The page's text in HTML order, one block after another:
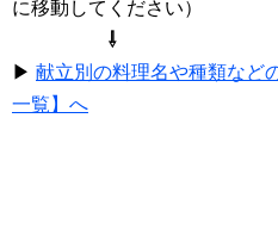
に移動してください）
⇩
▶ 献立別の料理名や種類など
一覧】へ